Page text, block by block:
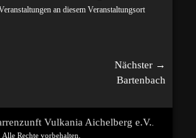
an diesem Veranstaltungsort
Nächster →
Bartenbach
Vulkania Aichelberg e.V.
Alle Rechte vorbehalten.